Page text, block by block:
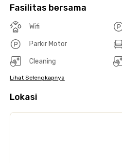
Fasilitas bersama
Wifi
Parkir Motor
Cleaning
Lihat Selengkapnya
Lokasi